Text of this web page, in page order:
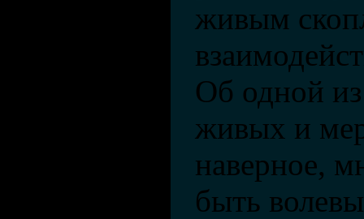
живым
Об одной
живых и
наверное,
быть